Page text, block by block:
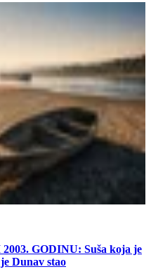
GODINU: Suša koja je
Dunav stao